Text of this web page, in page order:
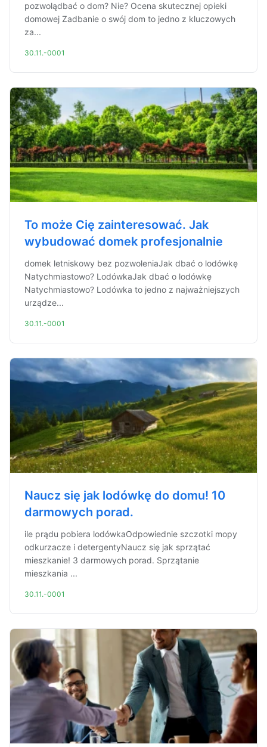
pozwolądbać o dom? Nie? Ocena skutecznej opieki
domowej Zadbanie o swój dom to jedno z kluczowych
za...
30.11.-0001
To może Cię zainteresować. Jak
wybudować domek profesjonalnie
domek letniskowy bez pozwoleniaJak dbać o lodówkę
Natychmiastowo? LodówkaJak dbać o lodówkę
Natychmiastowo? Lodówka to jedno z najważniejszych
urządze...
30.11.-0001
Naucz się jak lodówkę do domu! 10
darmowych porad.
ile prądu pobiera lodówkaOdpowiednie szczotki mopy
odkurzacze i detergentyNaucz się jak sprzątać
mieszkanie! 3 darmowych porad. Sprzątanie
mieszkania ...
30.11.-0001